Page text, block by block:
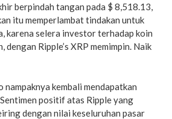
berpindah tangan pada $ 8,518.13,
itu memperlambat tindakan untuk
karena selera investor terhadap koin
dengan Ripple’s XRP memimpin. Naik
kembali mendapatkan
positif atas Ripple yang
dengan nilai keseluruhan pasar